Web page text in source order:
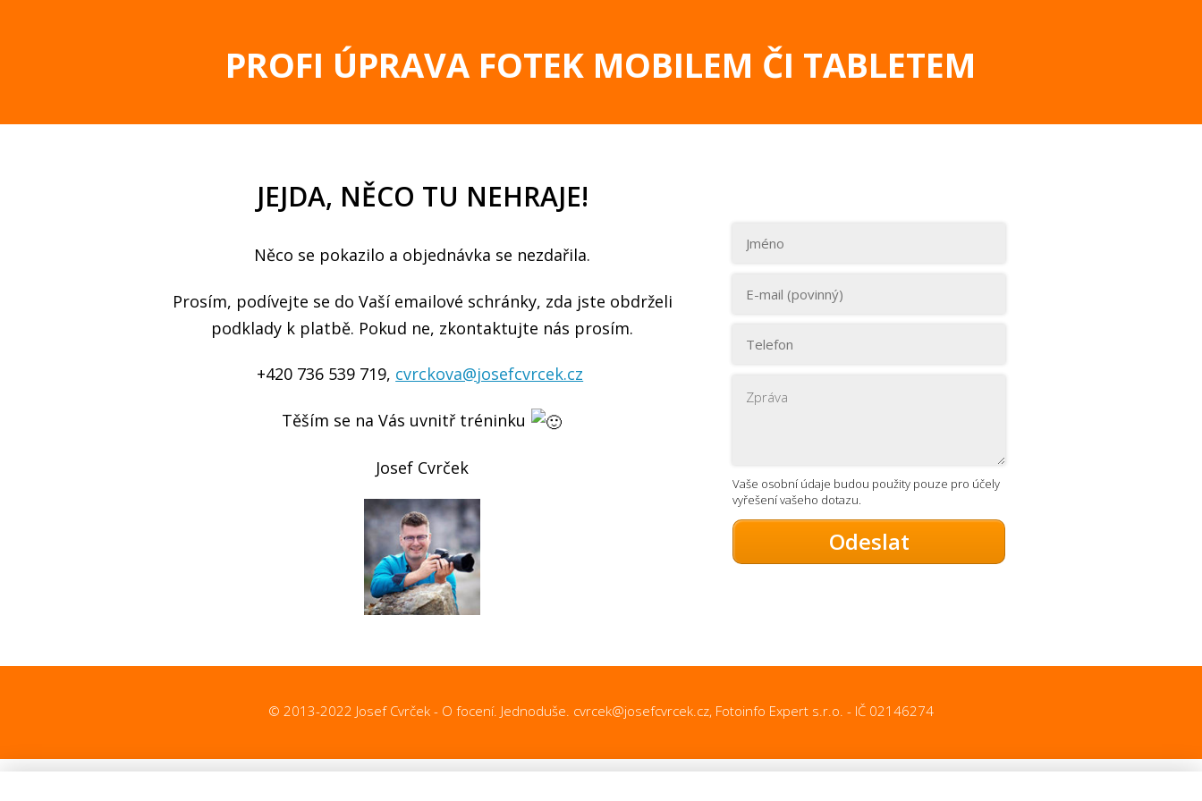
PROFI ÚPRAVA FOTEK MOBILEM ČI TABLETEM
JEJDA, NĚCO TU NEHRAJE!
Něco se pokazilo a objednávka se nezdařila.
Prosím, podívejte se do Vaší emailové schránky, zda jste obdrželi
podklady k platbě. Pokud ne, zkontaktujte nás prosím.
+420 736 539 719, cvrckova@josefcvrcek.cz
Těším se na Vás uvnitř tréninku
Josef Cvrček
Vaše osobní údaje budou použity pouze pro účely
vyřešení vašeho dotazu.
Odeslat
© 2013-2022 Josef Cvrček - O focení. Jednoduše. cvrcek@josefcvrcek.cz, Fotoinfo Expert s.r.o. - IČ 02146274